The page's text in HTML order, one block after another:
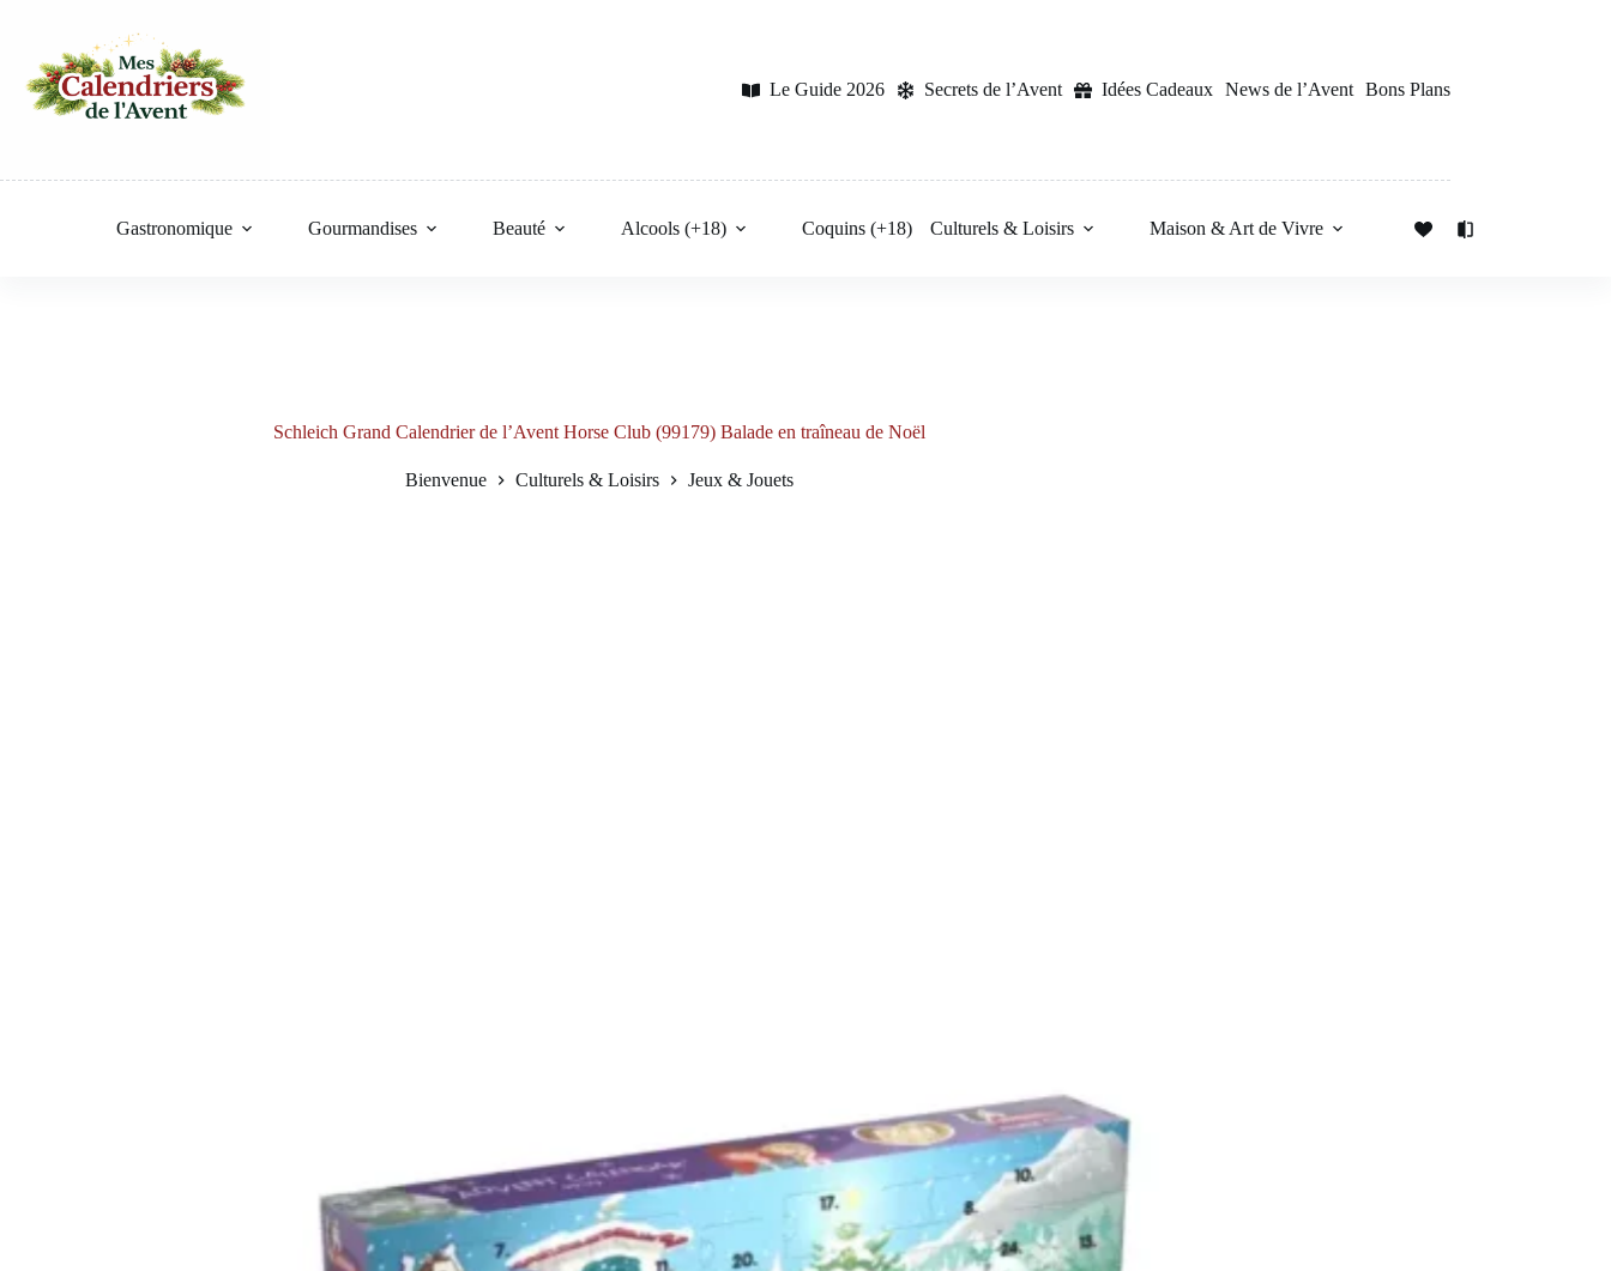
Le Guide 2026
Secrets de l’Avent Idées Cadeaux News de l’Avent Bons Plans
Gastronomique Gourmandises Beauté Alcools (+18) Coquins (+18) Culturels & Loisirs Maison & Art de Vivre
Schleich Grand Calendrier de l’Avent Horse Club (99179) Balade en traîneau de Noël
Bienvenue Culturels & Loisirs Jeux & Jouets